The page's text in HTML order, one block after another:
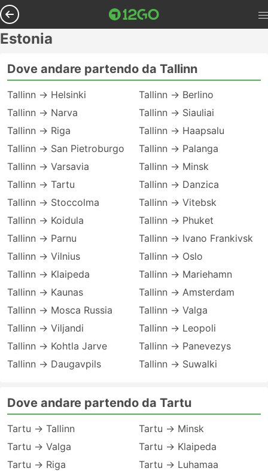
Estonia
Dove andare partendo da Tallinn
Tallinn → Helsinki
Tallinn → Narva
Tallinn → Riga
Tallinn → San Pietroburgo
Tallinn → Varsavia
Tallinn → Tartu
Tallinn → Stoccolma
Tallinn → Koidula
Tallinn → Parnu
Tallinn → Vilnius
Tallinn → Klaipeda
Tallinn → Kaunas
Tallinn → Mosca Russia
Tallinn → Viljandi
Tallinn → Kohtla Jarve
Tallinn → Daugavpils
Tallinn → Berlino
Tallinn → Siauliai
Tallinn → Haapsalu
Tallinn → Palanga
Tallinn → Minsk
Tallinn → Danzica
Tallinn → Vitebsk
Tallinn → Phuket
Tallinn → Ivano Frankivsk
Tallinn → Oslo
Tallinn → Mariehamn
Tallinn → Amsterdam
Tallinn → Valga
Tallinn → Leopoli
Tallinn → Panevezys
Tallinn → Suwalki
Dove andare partendo da Tartu
Tartu → Tallinn
Tartu → Valga
Tartu → Riga
Tartu → Minsk
Tartu → Klaipeda
Tartu → Luhamaa